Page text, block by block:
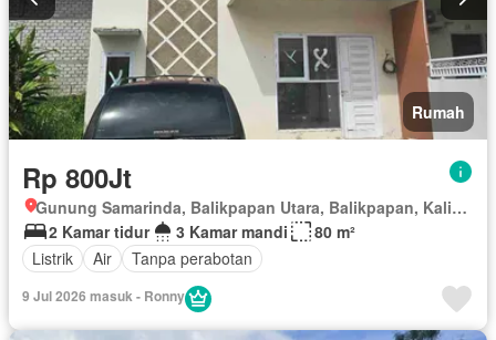
Rumah
Rp 800Jt
Gunung Samarinda, Balikpapan Utara, Balikpapan, Kalimantan Timur
2 Kamar tidur
3 Kamar mandi
80 m²
Listrik
Air Tanpa perabotan
9 Jul 2026 masuk - Ronny